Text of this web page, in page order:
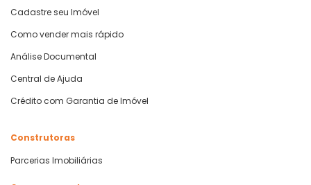
Cadastre seu Imóvel
Como vender mais rápido
Análise Documental
Central de Ajuda
Crédito com Garantia de Imóvel
Construtoras
Parcerias Imobiliárias